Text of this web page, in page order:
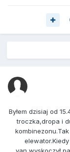
Byłem dzisiaj od
troczka,dropa i